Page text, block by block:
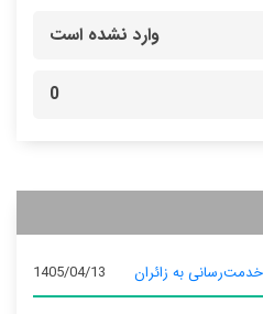
وارد نشده است
0
به زائران 1405/04/13